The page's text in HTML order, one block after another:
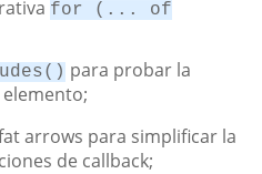
for (... of
para probar la
arrows para simplificar la
de callback;